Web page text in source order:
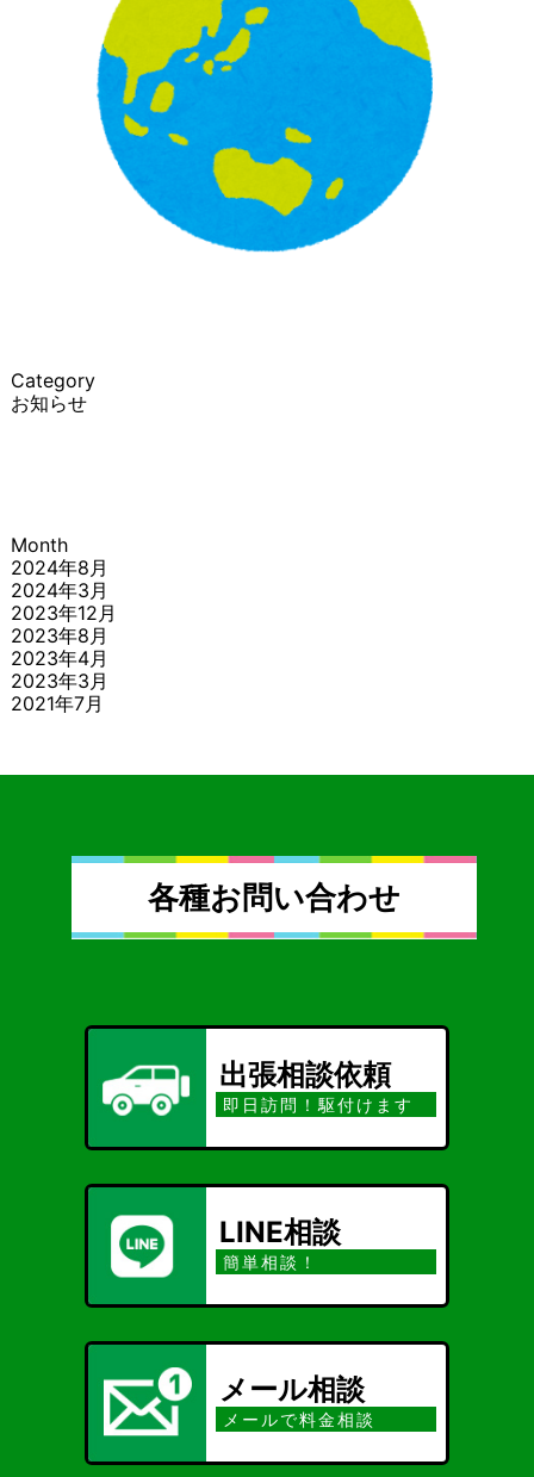
Category
お知らせ
Month
2024年8月
2024年3月
2023年12月
2023年8月
2023年4月
2023年3月
2021年7月
各種お問い合わせ
出張相談依頼
即日訪問！駆付けます
LINE相談
簡単相談！
メール相談
メールで料金相談